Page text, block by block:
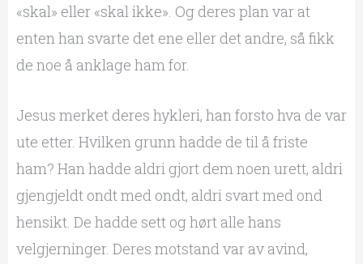
«skal» eller «skal ikke». Og deres plan var at
enten han svarte det ene eller det andre, så fikk
de noe å anklage ham for.
Jesus merket deres hykleri, han forsto hva de var
ute etter. Hvilken grunn hadde de til å friste
ham? Han hadde aldri gjort dem noen urett, aldri
gjengjeldt ondt med ondt, aldri svart med ond
hensikt. De hadde sett og hørt alle hans
velgjerninger. Deres motstand var av avind,